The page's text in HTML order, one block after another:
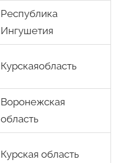
Республика
Ингушетия
Курскаяобласть
Воронежская
область
Курская область